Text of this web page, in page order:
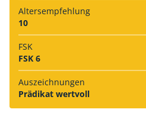
Alters­empfehlung
10
FSK
FSK 6
Auszeich­nungen
Prädikat wertvoll